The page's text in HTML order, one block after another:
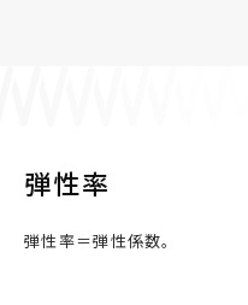
サステナビリティ
株主・投資家情報
弾性率
弾性率＝弾性係数。